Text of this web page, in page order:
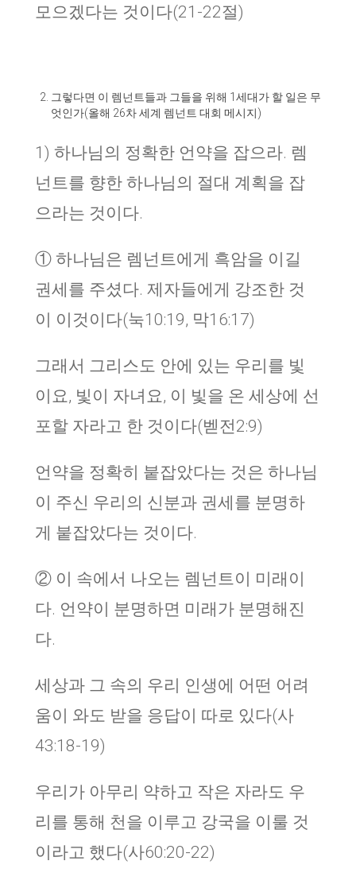
모으겠다는 것이다(21-22절)
그렇다면 이 렘넌트들과 그들을 위해 1세대가 할 일은 무
엇인가(올해 26차 세계 렘넌트 대회 메시지)
1) 하나님의 정확한 언약을 잡으라. 렘
넌트를 향한 하나님의 절대 계획을 잡
으라는 것이다.
① 하나님은 렘넌트에게 흑암을 이길
권세를 주셨다. 제자들에게 강조한 것
이 이것이다(눅10:19, 막16:17)
그래서 그리스도 안에 있는 우리를 빛
이요, 빛이 자녀요, 이 빛을 온 세상에 선
포할 자라고 한 것이다(벧전2:9)
언약을 정확히 붙잡았다는 것은 하나님
이 주신 우리의 신분과 권세를 분명하
게 붙잡았다는 것이다.
② 이 속에서 나오는 렘넌트이 미래이
다. 언약이 분명하면 미래가 분명해진
다.
세상과 그 속의 우리 인생에 어떤 어려
움이 와도 받을 응답이 따로 있다(사
43:18-19)
우리가 아무리 약하고 작은 자라도 우
리를 통해 천을 이루고 강국을 이룰 것
이라고 했다(사60:20-22)